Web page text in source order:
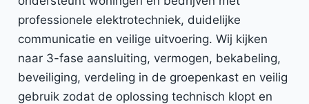
professionele elektrotechniek, duidelijke
communicatie en veilige uitvoering. Wij kijken
naar 3-fase aansluiting, vermogen, bekabeling,
beveiliging, verdeling in de groepenkast en veilig
gebruik zodat de oplossing technisch klopt en